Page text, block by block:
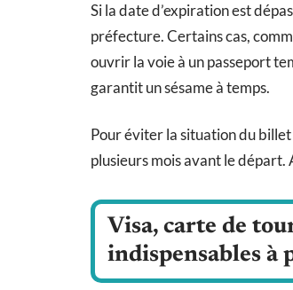
Si la date d’expiration est
préfecture. Certains cas,
ouvrir la voie à un passeport
garantit un sésame à temps.
Pour éviter la situation du
plusieurs mois avant le départ.
Visa, carte de
indispensables à